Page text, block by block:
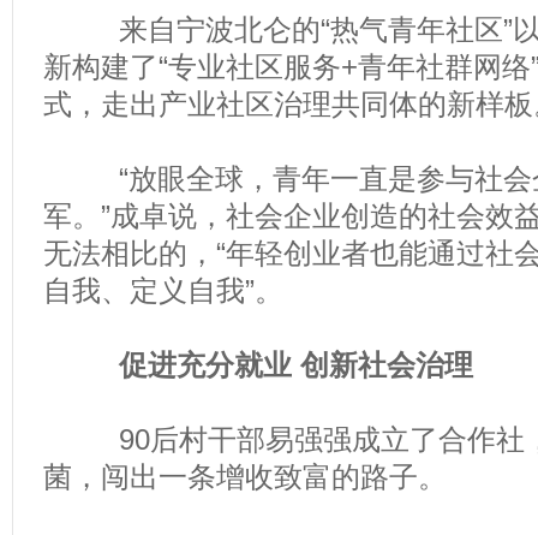
来自宁波北仑的“热气青年社区”以
新构建了“专业社区服务+青年社群网
式，走出产业社区治理共同体的新样
“放眼全球，青年一直是参与社会
军。”成卓说，社会企业创造的社会效
无法相比的，“年轻创业者也能通过社
自我、定义自我”。
促进充分就业 创新社会治理
90后村干部易强强成立了合作社
菌，闯出一条增收致富的路子。